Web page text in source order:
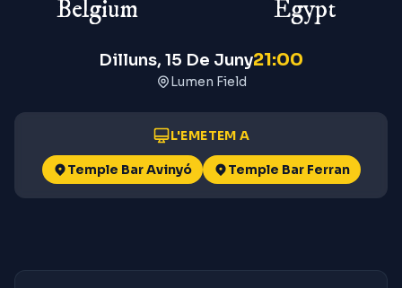
Belgium Egypt
Dilluns, 15 De Juny21:00
Lumen Field
L'EMETEM A
Temple Bar Avinyó Temple Bar Ferran